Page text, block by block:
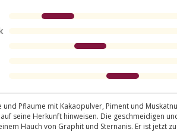
Pflaume mit Kakaopulver, Piment und
seine Herkunft hinweisen. Die geschmeidigen
Hauch von Graphit und Sternanis. Er ist jetzt